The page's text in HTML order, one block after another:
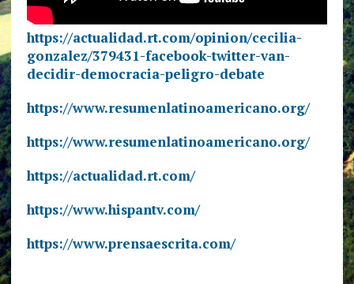
https://actualidad.rt.com/opinion/cecilia-
gonzalez/379431-facebook-twitter-van-
decidir-democracia-peligro-debate
https://www.resumenlatinoamericano.org/
https://www.resumenlatinoamericano.org/
https://actualidad.rt.com/
https://www.hispantv.com/
https://www.prensaescrita.com/